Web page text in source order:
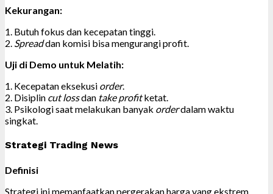
Kekurangan:
1. Butuh fokus dan kecepatan tinggi.
2. Spreaddan komisi bisa mengurangi profit.
Uji di Demo untuk Melatih:
1. Kecepatan eksekusi order.
2. Disiplin cut lossdan take profitketat.
3. Psikologi saat melakukan banyak orderdalam waktu
singkat.
Strategi Trading News
Definisi
Strategi ini memanfaatkan pergerakan harga yang ekstrem